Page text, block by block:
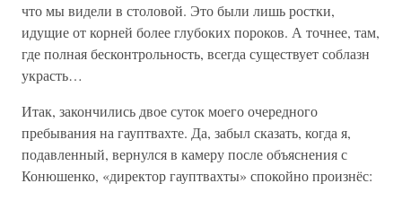
что мы видели в столовой. Это были лишь ростки,
идущие от корней более глубоких пороков. А точнее, там,
где полная бесконтрольность, всегда существует соблазн
украсть…
Итак, закончились двое суток моего очередного
пребывания на гауптвахте. Да, забыл сказать, когда я,
подавленный, вернулся в камеру после объяснения с
Конюшенко, «директор гауптвахты» спокойно произнёс: